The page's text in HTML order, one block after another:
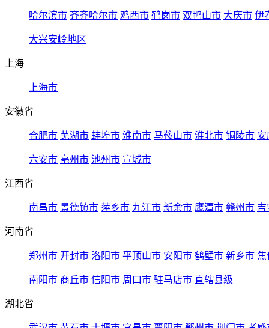
哈尔滨市 齐齐哈尔市 鸡西市 鹤岗市 双鸭山市 大庆市 伊
大兴安岭地区
上海
上海市
安徽省
合肥市 芜湖市 蚌埠市 淮南市 马鞍山市 淮北市 铜陵市 安
六安市 亳州市 池州市 宣城市
江西省
南昌市 景德镇市 萍乡市 九江市 新余市 鹰潭市 赣州市 吉
河南省
郑州市 开封市 洛阳市 平顶山市 安阳市 鹤壁市 新乡市 焦
南阳市 商丘市 信阳市 周口市 驻马店市 直辖县级
湖北省